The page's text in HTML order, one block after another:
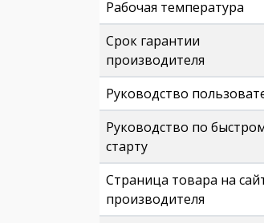
Рабочая температура
Срок гарантии
производителя
Руководство
Руководство по
старту
Страница товара на
производителя